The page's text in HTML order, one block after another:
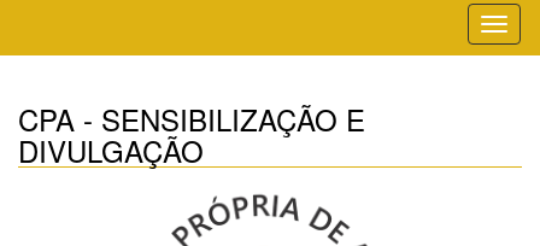
CPA - SENSIBILIZAÇÃO E
DIVULGAÇÃO